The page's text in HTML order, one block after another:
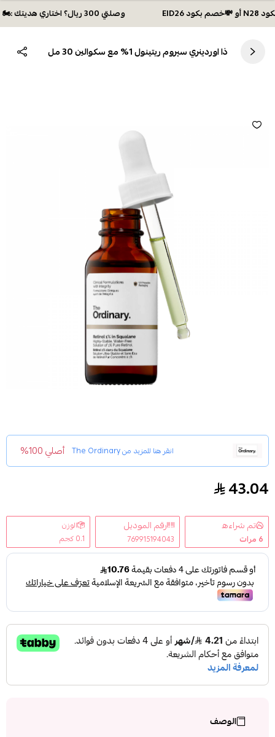
وصلتي 300 ريال؟ اختاري هديتك :🏍 شحن مجاني بكود N28 أو 💸خصم بكود EID26
ذا اوردينري سيروم ريتينول 1% مع سكوالين 30 مل
انقر هنا للمزيد منThe Ordinary أصلي 100%
ذا اوردينري سيروم ريتينول 1% مع سكوالين 30 مل
43.04
تم شراءه
6 مرات
رقم الموديل
769915194043
الوزن
0.1 كجم
الوصف